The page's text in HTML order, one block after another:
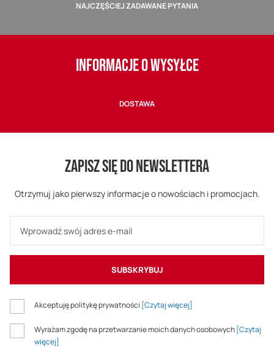
NAJCZĘŚCIEJ ZADAWANE PYTANIA
INFORMACJE O WYSYŁCE
DOSTAWA
ZAPISZ SIĘ DO NEWSLETTERA
Otrzymuj jako pierwszy informacje o nowościach i promocjach.
SUBSKRYBUJ
Akceptuję politykę prywatności [Czytaj więcej]
Wyrażam zgodę na przetwarzanie moich danych osobowych[Czytaj
więcej]